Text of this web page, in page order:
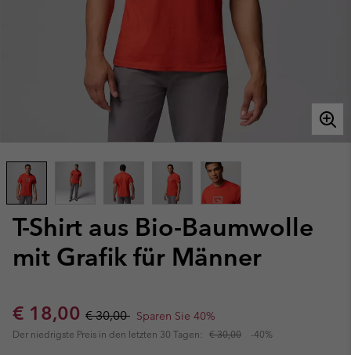
T-Shirt aus Bio-Baumwolle
mit Grafik für Männer
Sale price:
€ 18,00 Regular price:
€ 30,00 Sparen Sie 40%
Der niedrigste Preis in den letzten 30 Tagen: € 30,00 -40%